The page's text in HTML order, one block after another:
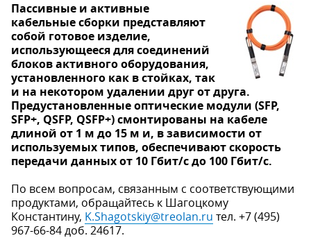
Пассивные и активные
кабельные сборки представляют
собой готовое изделие,
использующееся для соединений
блоков активного оборудования,
установленного как в стойках, так
и на некотором удалении друг от друга.
Предустановленные оптические модули (SFP,
SFP+, QSFP, QSFP+) смонтированы на кабеле
длиной от 1 м до 15 м и, в зависимости от
используемых типов, обеспечивают скорость
передачи данных от 10 Гбит/с до 100 Гбит/с.
По всем вопросам, связанным с соответствующими
продуктами, обращайтесь к Шагоцкому
Константину, K.Shagotskiy@treolan.ru тел. +7 (495)
967-66-84 доб. 24617.